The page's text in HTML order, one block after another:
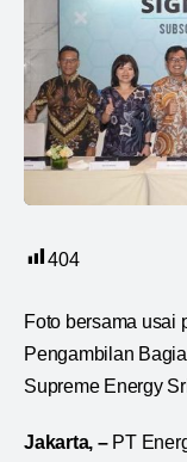
404
Foto bersama usai
Pengambilan
Supreme Energy
Jakarta, –PT